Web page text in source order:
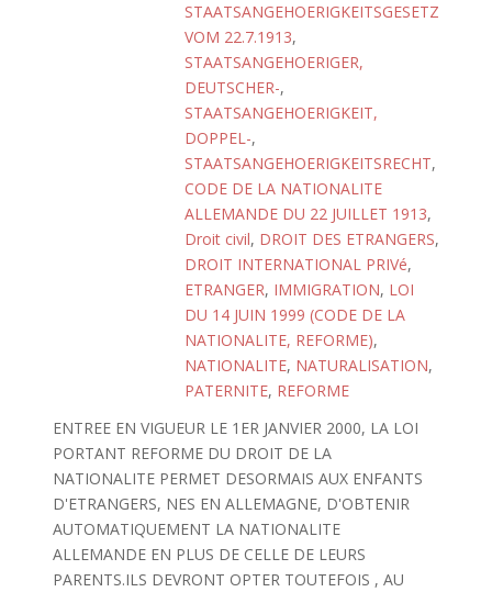
STAATSANGEHOERIGKEITSGESETZ
VOM 22.7.1913,
STAATSANGEHOERIGER,
DEUTSCHER-,
STAATSANGEHOERIGKEIT,
DOPPEL-,
STAATSANGEHOERIGKEITSRECHT,
CODE DE LA NATIONALITE
ALLEMANDE DU 22 JUILLET 1913,
Droit civil, DROIT DES ETRANGERS,
DROIT INTERNATIONAL PRIVé,
ETRANGER, IMMIGRATION, LOI
DU 14 JUIN 1999 (CODE DE LA
NATIONALITE, REFORME),
NATIONALITE, NATURALISATION,
PATERNITE, REFORME
ENTREE EN VIGUEUR LE 1ER JANVIER 2000, LA LOI
PORTANT REFORME DU DROIT DE LA
NATIONALITE PERMET DESORMAIS AUX ENFANTS
D'ETRANGERS, NES EN ALLEMAGNE, D'OBTENIR
AUTOMATIQUEMENT LA NATIONALITE
ALLEMANDE EN PLUS DE CELLE DE LEURS
PARENTS.ILS DEVRONT OPTER TOUTEFOIS , AU